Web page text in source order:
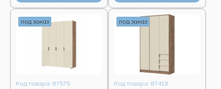
под заказ
Код товара: 87575
под заказ
Код товара: 87419